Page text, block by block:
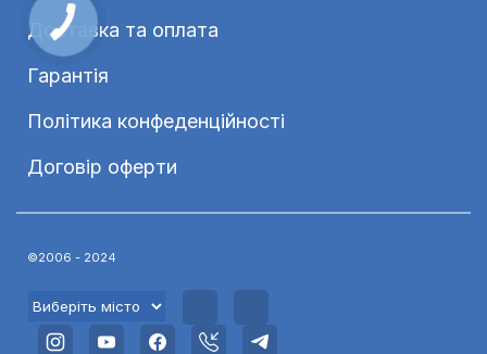
Доставка та оплата
Гарантія
Політика конфеденційності
Договір оферти
©2006 - 2024